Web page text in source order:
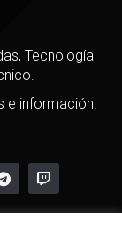
Tecnología
e información.